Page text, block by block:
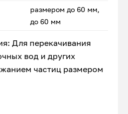
размером до 60 мм,
до 60 мм
Для перекачивания
вод и других
частиц размером